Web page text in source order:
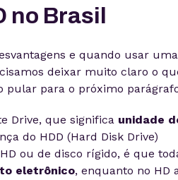
no Brasil
e quando usar uma
deixar muito claro o
pular para o próximo
Drive, que significa unidade
do HDD (Hard Disk Drive)
ou de disco rígido, é que
eletrônico, enquanto no HD